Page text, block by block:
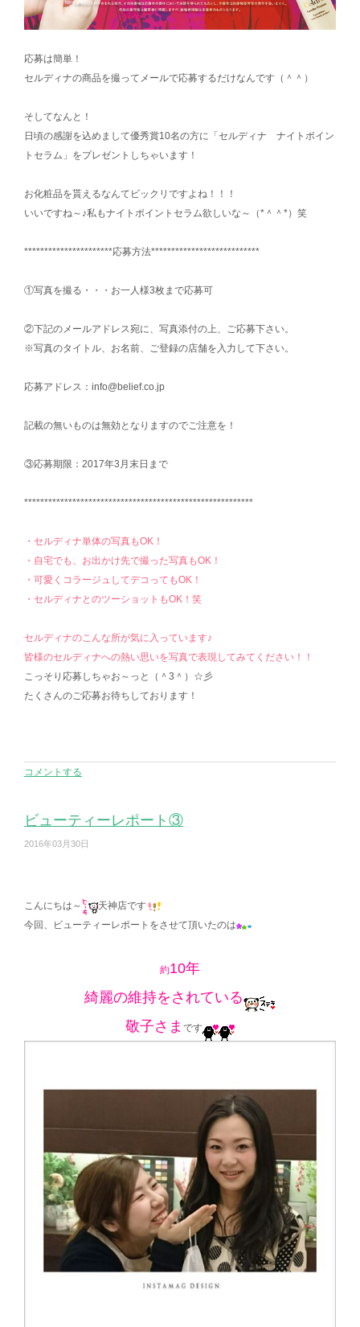
応募は簡単！
セルディナの商品を撮ってメールで応募するだけなんです（＾＾）
そしてなんと！
日頃の感謝を込めまして優秀賞10名の方に「セルディナ ナイトポイン
トセラム」をプレゼントしちゃいます！
お化粧品を貰えるなんてビックリですよね！！！
いいですね～♪私もナイトポイントセラム欲しいな～（*＾＾*）笑
**********************応募方法***************************
①写真を撮る・・・お一人様3枚まで応募可
②下記のメールアドレス宛に、写真添付の上、ご応募下さい。
※写真のタイトル、お名前、ご登録の店舗を入力して下さい。
応募アドレス：info@belief.co.jp
記載の無いものは無効となりますのでご注意を！
③応募期限：2017年3月末日まで
*********************************************************
・セルディナ単体の写真もOK！
・自宅でも、お出かけ先で撮った写真もOK！
・可愛くコラージュしてデコってもOK！
・セルディナとのツーショットもOK！笑
セルディナのこんな所が気に入っています♪
皆様のセルディナへの熱い思いを写真で表現してみてください！！
こっそり応募しちゃお～っと（＾3＾）☆彡
たくさんのご応募お待ちしております！
コメントする
ビューティーレポート③
2016年03月30日
こんにちは～
天神店です
今回、ビューティーレポートをさせて頂いたのは
約10年
綺麗の維持をされている
敬子さま です